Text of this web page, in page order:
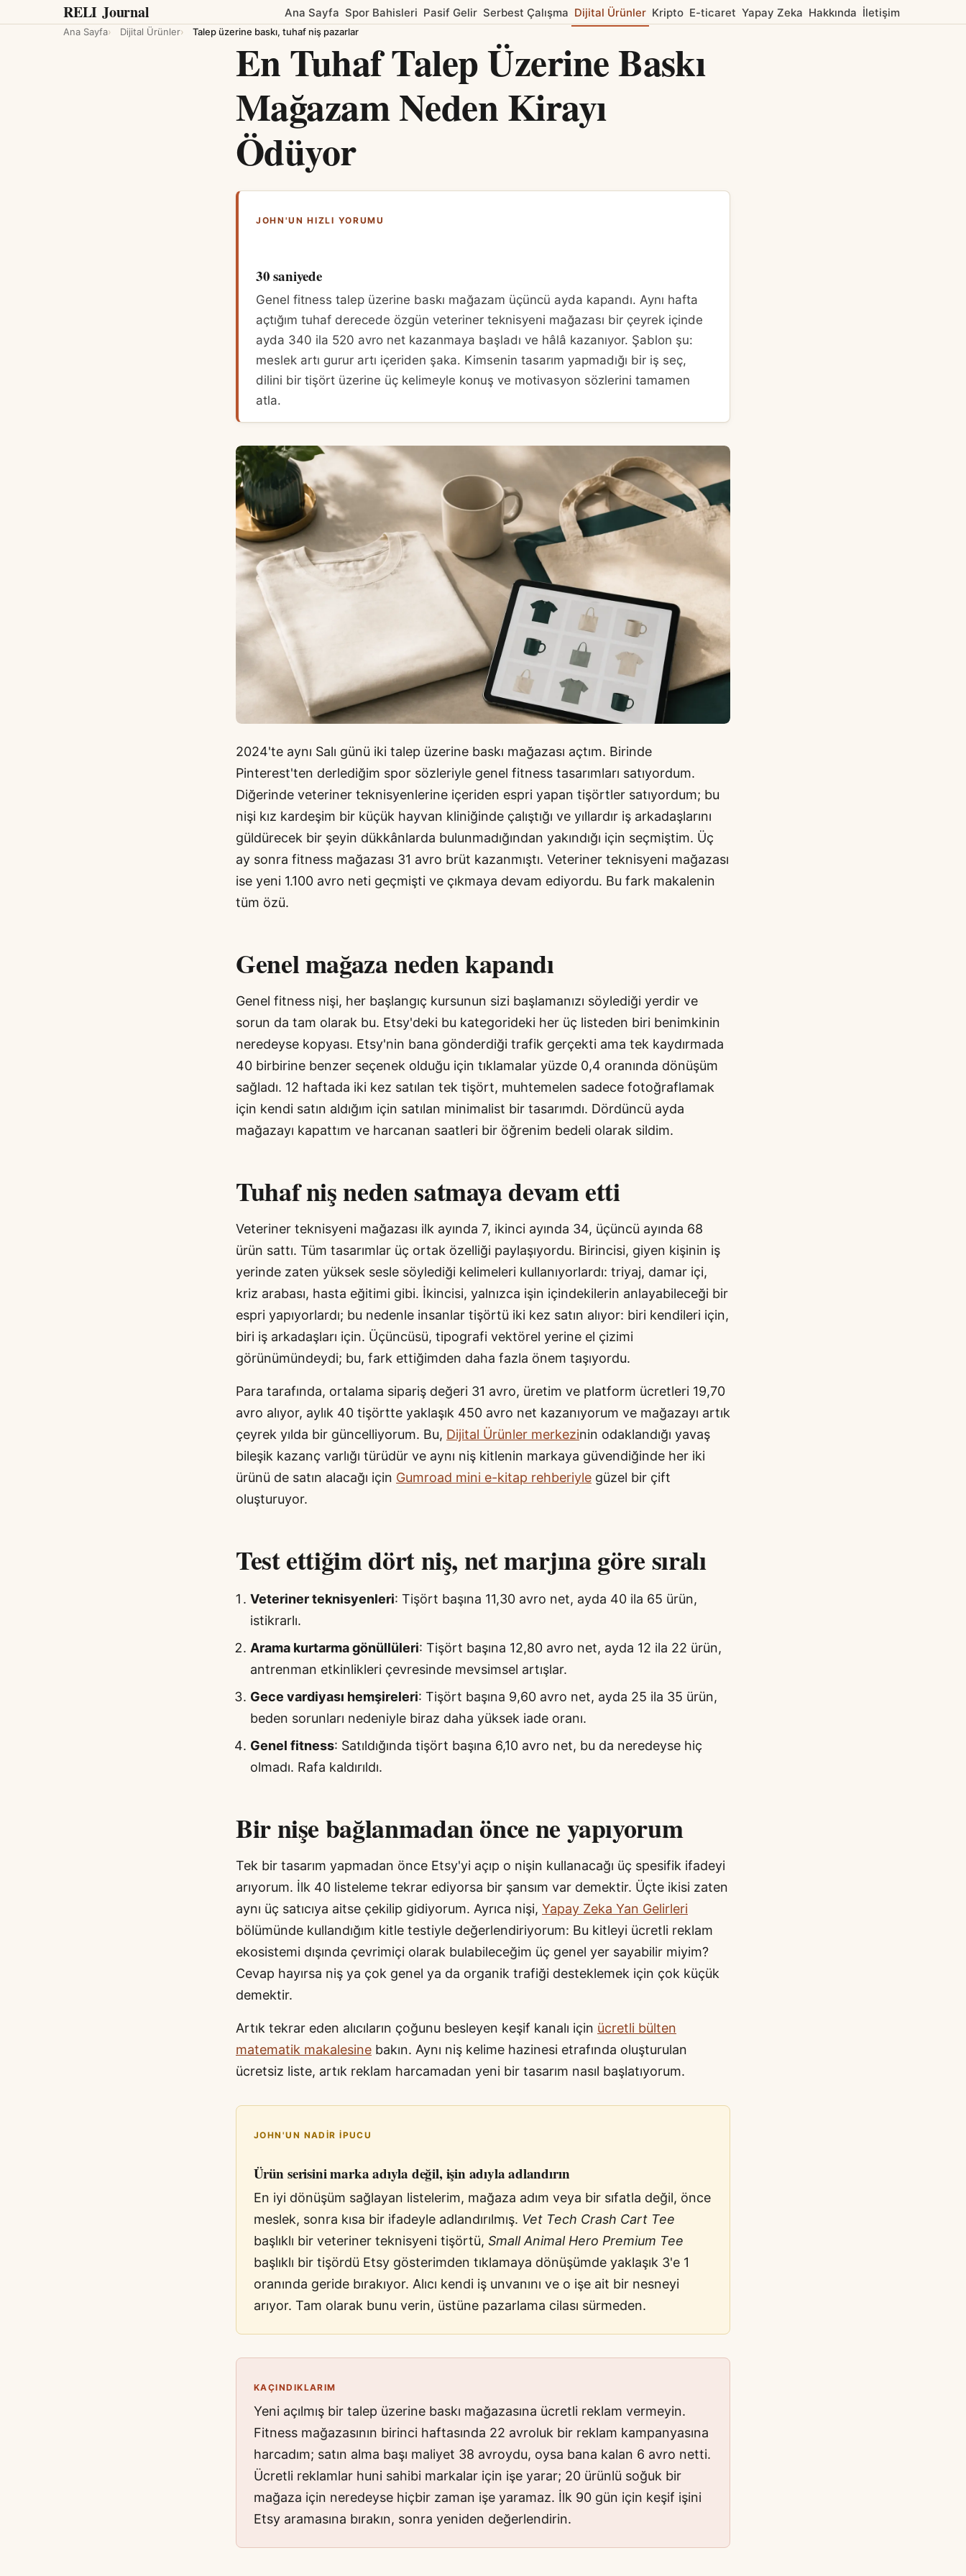
RELI Journal Ana Sayfa Spor Bahisleri Pasif Gelir Serbest Çalışma Dijital Ürünler Kripto E-ticaret Yapay Zeka Hakkında İletişim
Ana Sayfa Dijital Ürünler Talep üzerine baskı, tuhaf niş pazarlar
En Tuhaf Talep Üzerine Baskı
Mağazam Neden Kirayı
Ödüyor
JOHN'UN HIZLI YORUMU
30 saniyede
Genel fitness talep üzerine baskı mağazam üçüncü ayda kapandı. Aynı hafta
açtığım tuhaf derecede özgün veteriner teknisyeni mağazası bir çeyrek içinde
ayda 340 ila 520 avro net kazanmaya başladı ve hâlâ kazanıyor. Şablon şu:
meslek artı gurur artı içeriden şaka. Kimsenin tasarım yapmadığı bir iş seç,
dilini bir tişört üzerine üç kelimeyle konuş ve motivasyon sözlerini tamamen
atla.
2024'te aynı Salı günü iki talep üzerine baskı mağazası açtım. Birinde
Pinterest'ten derlediğim spor sözleriyle genel fitness tasarımları satıyordum.
Diğerinde veteriner teknisyenlerine içeriden espri yapan tişörtler satıyordum; bu
nişi kız kardeşim bir küçük hayvan kliniğinde çalıştığı ve yıllardır iş arkadaşlarını
güldürecek bir şeyin dükkânlarda bulunmadığından yakındığı için seçmiştim. Üç
ay sonra fitness mağazası 31 avro brüt kazanmıştı. Veteriner teknisyeni mağazası
ise yeni 1.100 avro neti geçmişti ve çıkmaya devam ediyordu. Bu fark makalenin
tüm özü.
Genel mağaza neden kapandı
Genel fitness nişi, her başlangıç kursunun sizi başlamanızı söylediği yerdir ve
sorun da tam olarak bu. Etsy'deki bu kategorideki her üç listeden biri benimkinin
neredeyse kopyası. Etsy'nin bana gönderdiği trafik gerçekti ama tek kaydırmada
40 birbirine benzer seçenek olduğu için tıklamalar yüzde 0,4 oranında dönüşüm
sağladı. 12 haftada iki kez satılan tek tişört, muhtemelen sadece fotoğraflamak
için kendi satın aldığım için satılan minimalist bir tasarımdı. Dördüncü ayda
mağazayı kapattım ve harcanan saatleri bir öğrenim bedeli olarak sildim.
Tuhaf niş neden satmaya devam etti
Veteriner teknisyeni mağazası ilk ayında 7, ikinci ayında 34, üçüncü ayında 68
ürün sattı. Tüm tasarımlar üç ortak özelliği paylaşıyordu. Birincisi, giyen kişinin iş
yerinde zaten yüksek sesle söylediği kelimeleri kullanıyorlardı: triyaj, damar içi,
kriz arabası, hasta eğitimi gibi. İkincisi, yalnızca işin içindekilerin anlayabileceği bir
espri yapıyorlardı; bu nedenle insanlar tişörtü iki kez satın alıyor: biri kendileri için,
biri iş arkadaşları için. Üçüncüsü, tipografi vektörel yerine el çizimi
görünümündeydi; bu, fark ettiğimden daha fazla önem taşıyordu.
Para tarafında, ortalama sipariş değeri 31 avro, üretim ve platform ücretleri 19,70
avro alıyor, aylık 40 tişörtte yaklaşık 450 avro net kazanıyorum ve mağazayı artık
çeyrek yılda bir güncelliyorum. Bu, Dijital Ürünler merkezinin odaklandığı yavaş
bileşik kazanç varlığı türüdür ve aynı niş kitlenin markaya güvendiğinde her iki
ürünü de satın alacağı için Gumroad mini e-kitap rehberiyle güzel bir çift
oluşturuyor.
Test ettiğim dört niş, net marjına göre sıralı
Veteriner teknisyenleri: Tişört başına 11,30 avro net, ayda 40 ila 65 ürün,
istikrarlı.
Arama kurtarma gönüllüleri: Tişört başına 12,80 avro net, ayda 12 ila 22 ürün,
antrenman etkinlikleri çevresinde mevsimsel artışlar.
Gece vardiyası hemşireleri: Tişört başına 9,60 avro net, ayda 25 ila 35 ürün,
beden sorunları nedeniyle biraz daha yüksek iade oranı.
Genel fitness: Satıldığında tişört başına 6,10 avro net, bu da neredeyse hiç
olmadı. Rafa kaldırıldı.
Bir nişe bağlanmadan önce ne yapıyorum
Tek bir tasarım yapmadan önce Etsy'yi açıp o nişin kullanacağı üç spesifik ifadeyi
arıyorum. İlk 40 listeleme tekrar ediyorsa bir şansım var demektir. Üçte ikisi zaten
aynı üç satıcıya aitse çekilip gidiyorum. Ayrıca nişi, Yapay Zeka Yan Gelirleri
bölümünde kullandığım kitle testiyle değerlendiriyorum: Bu kitleyi ücretli reklam
ekosistemi dışında çevrimiçi olarak bulabileceğim üç genel yer sayabilir miyim?
Cevap hayırsa niş ya çok genel ya da organik trafiği desteklemek için çok küçük
demektir.
Artık tekrar eden alıcıların çoğunu besleyen keşif kanalı için ücretli bülten
matematik makalesine bakın. Aynı niş kelime hazinesi etrafında oluşturulan
ücretsiz liste, artık reklam harcamadan yeni bir tasarım nasıl başlatıyorum.
JOHN'UN NADIR IPUCU
Ürün serisini marka adıyla değil, işin adıyla adlandırın
En iyi dönüşüm sağlayan listelerim, mağaza adım veya bir sıfatla değil, önce
meslek, sonra kısa bir ifadeyle adlandırılmış. Vet Tech Crash Cart Tee
başlıklı bir veteriner teknisyeni tişörtü, Small Animal Hero Premium Tee
başlıklı bir tişördü Etsy gösterimden tıklamaya dönüşümde yaklaşık 3'e 1
oranında geride bırakıyor. Alıcı kendi iş unvanını ve o işe ait bir nesneyi
arıyor. Tam olarak bunu verin, üstüne pazarlama cilası sürmeden.
KAÇINDIKLARIM
Yeni açılmış bir talep üzerine baskı mağazasına ücretli reklam vermeyin.
Fitness mağazasının birinci haftasında 22 avroluk bir reklam kampanyasına
harcadım; satın alma başı maliyet 38 avroydu, oysa bana kalan 6 avro netti.
Ücretli reklamlar huni sahibi markalar için işe yarar; 20 ürünlü soğuk bir
mağaza için neredeyse hiçbir zaman işe yaramaz. İlk 90 gün için keşif işini
Etsy aramasına bırakın, sonra yeniden değerlendirin.